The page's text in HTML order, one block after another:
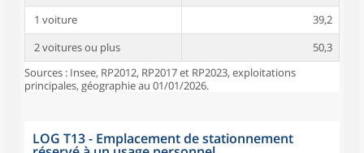
1 voiture
39,2
2 voitures ou plus
50,3
Sources : Insee, RP2012, RP2017 et RP2023, exploitations
principales, géographie au 01/01/2026.
LOG T13 - Emplacement de stationnement